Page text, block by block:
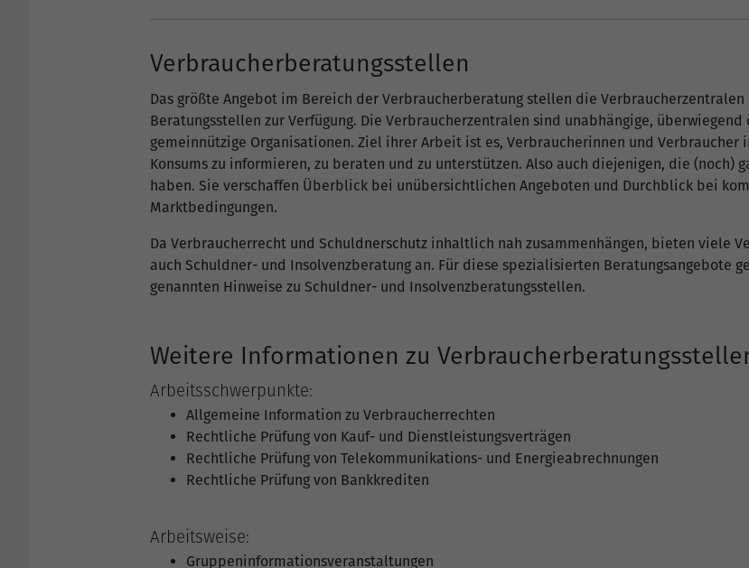
Verbraucherberatungsstellen
Das größte Angebot im Bereich der Verbraucherberatung stellen die Verbraucherzentralen
Beratungsstellen zur Verfügung. Die Verbraucherzentralen sind unabhängige,
gemeinnützige Organisationen. Ziel ihrer Arbeit ist es, Verbraucherinnen und Verbraucher
Konsums zu informieren, zu beraten und zu unterstützen. Also auch diejenigen, die (noch)
haben. Sie verschaffen Überblick bei unübersichtlichen Angeboten und Durchblick bei
Marktbedingungen.
Da Verbraucherrecht und Schuldnerschutz inhaltlich nah zusammenhängen, bieten viele
auch Schuldner- und Insolvenzberatung an. Für diese spezialisierten Beratungsangebote
genannten Hinweise zu Schuldner- und Insolvenzberatungsstellen.
Weitere Informationen zu
Arbeitsschwerpunkte:
Allgemeine Information zu Verbraucherrechten
Rechtliche Prüfung von Kauf- und Dienstleistungsverträgen
Rechtliche Prüfung von Telekommunikations- und Energieabrechnungen
Rechtliche Prüfung von Bankkrediten
Arbeitsweise:
Gruppeninformationsveranstaltungen